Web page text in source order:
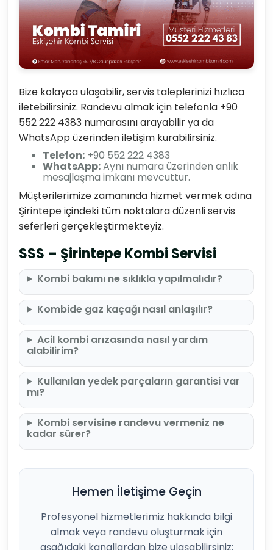
Bize kolayca ulaşabilir, servis taleplerinizi hızlıca
iletebilirsiniz. Randevu almak için telefonla +90
552 222 4383 numarasını arayabilir ya da
WhatsApp üzerinden iletişim kurabilirsiniz.
Telefon: +90 552 222 4383
WhatsApp:Aynı numara üzerinden anlık
mesajlaşma imkanı mevcuttur.
Müşterilerimize zamanında hizmet vermek adına
Şirintepe içindeki tüm noktalara düzenli servis
seferleri gerçekleştirmekteyiz.
SSS – Şirintepe Kombi Servisi
Kombi bakımı ne sıklıkla yapılmalıdır?
Kombide gaz kaçağı nasıl anlaşılır?
Acil kombi arızasında nasıl yardım
alabilirim?
Kullanılan yedek parçaların garantisi var
mı?
Kombi servisine randevu vermeniz ne
kadar sürer?
Hemen İletişime Geçin
Profesyonel hizmetlerimiz hakkında bilgi
almak veya randevu oluşturmak için